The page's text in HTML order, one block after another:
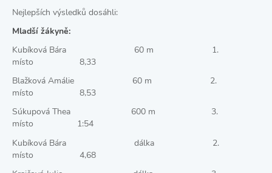
Nejlepších výsledků dosáhli:
Mladší žákyně:
Kubíková Bára 60 m 1.
místo 8,33
Blažková Amálie 60 m 2.
místo 8,53
Súkupová Thea 600 m 3.
místo 1:54
Kubíková Bára dálka 2.
místo 4,68